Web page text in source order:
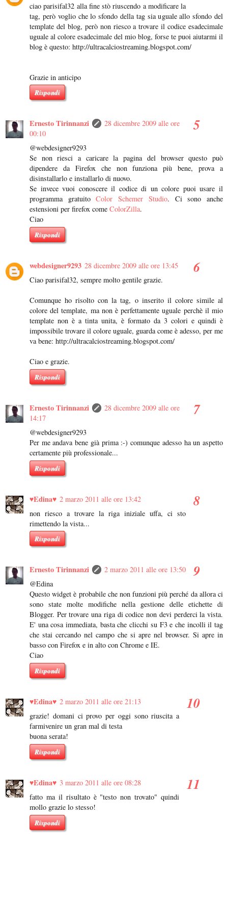
ciao parisifal32 alla fine stò riuscendo a modificare la
tag, però voglio che lo sfondo della tag sia uguale allo sfondo del
template del blog, però non riesco a trovare il codice esadecimale
uguale al colore esadecimale del mio blog, forse te puoi aiutarmi il
blog è questo: http://ultracalciostreaming.blogspot.com/
Grazie in anticipo
Rispondi
Ernesto Tirinnanzi
28 dicembre 2009 alle ore
00:10
@webdesigner9293
Se non riesci a caricare la pagina del browser questo può
dipendere da Firefox che non funziona più bene, prova a
disinstallarlo e installarlo di nuovo.
Se invece vuoi conoscere il codice di un colore puoi usare il
programma gratuitoColor Schemer Studio. Ci sono anche
estensioni per firefox come ColorZilla.
Ciao
Rispondi
webdesigner9293 28 dicembre 2009 alle ore 13:45
Ciao parisifal32, sempre molto gentile grazie.
Comunque ho risolto con la tag, o inserito il colore simile al
colore del template, ma non è perfettamente uguale perchè il mio
template non è a tinta unita, è formato da 3 colori e quindi è
impossibile trovare il colore uguale, guarda come è adesso, per me
va bene: http://ultracalciostreaming.blogspot.com/
Ciao e grazie.
Rispondi
Ernesto Tirinnanzi
28 dicembre 2009 alle ore
14:17
@webdesigner9293
Per me andava bene già prima :-) comunque adesso ha un aspetto
certamente più professionale...
Rispondi
♥Edina♥ 2 marzo 2011 alle ore 13:42
non riesco a trovare la riga iniziale uffa, ci sto
rimettendo la vista...
Rispondi
Ernesto Tirinnanzi
2 marzo 2011 alle ore 13:50
@Edina
Questo widget è probabile che non funzioni più perché da allora ci
sono state molte modifiche nella gestione delle etichette di
Blogger. Per trovare una riga di codice non devi perderci la vista.
E' una cosa immediata, basta che clicchi su F3 e che incolli il tag
che stai cercando nel campo che si apre nel browser. Si apre in
basso con Firefox e in alto con Chrome e IE.
Ciao
Rispondi
♥Edina♥ 2 marzo 2011 alle ore 21:13
grazie! domani ci provo per oggi sono riuscita a
farmivenire un gran mal di testa
buona serata!
Rispondi
♥Edina♥ 3 marzo 2011 alle ore 08:28
fatto ma il risultato è "testo non trovato" quindi
mollo grazie lo stesso!
Rispondi